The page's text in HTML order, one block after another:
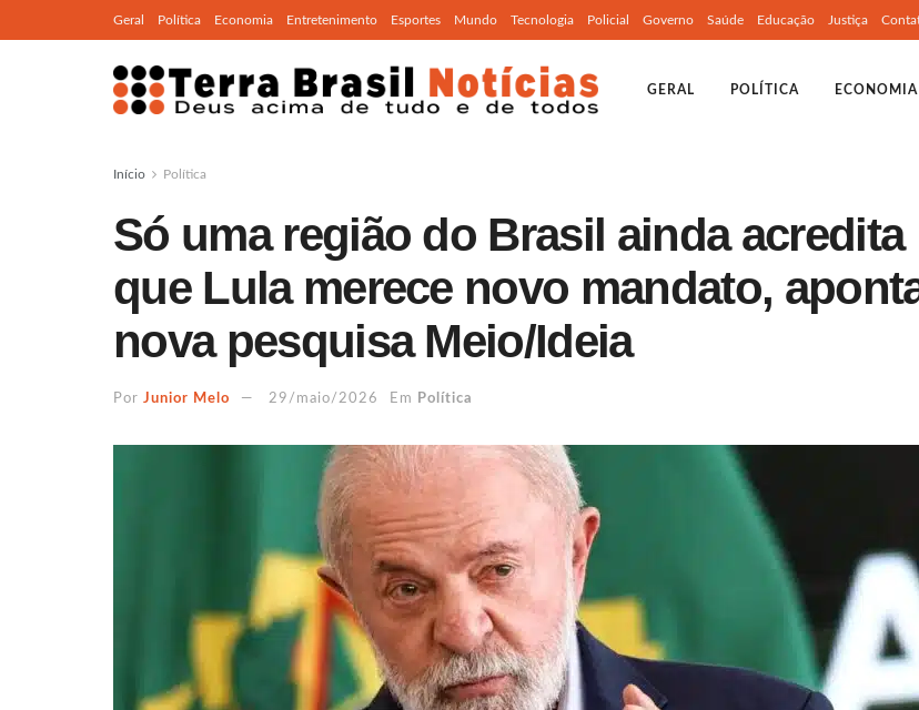
Geral Política Economia Entretenimento Esportes Mundo Tecnologia Policial Governo Saúde Educação Justiça
GERAL POLÍTICA ECONOMIA
Início Política
Só uma região do Brasil ainda acredita
que Lula merece novo mandato,
nova pesquisa Meio/Ideia
Por Junior Melo 29/maio/2026 Em Política